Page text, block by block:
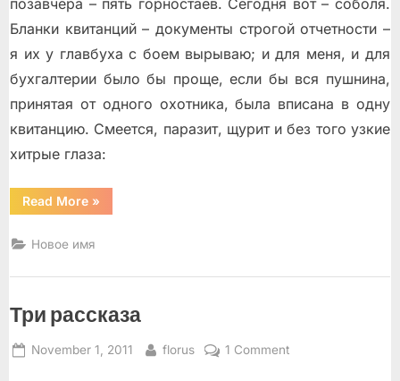
Бланки квитанций – документы строгой отчeтности –
я их у главбуха с боем вырываю; и для меня, и для
бухгалтерии было бы проще, если бы вся пушнина,
принятая от одного охотника, была вписана в одну
квитанцию. Смеeтся, паразит, щурит и без того узкие
хитрые глаза:
Read More“Таймырские
рассказы”
»
Новое имя
Три рассказа
Posted
November 1, 2011 By
florus 1 Commenton